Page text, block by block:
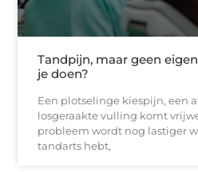
Tandpijn, maar geen
je doen?
Een plotselinge kiespijn, een
losgeraakte vulling komt
probleem wordt nog lastiger
tandarts hebt,